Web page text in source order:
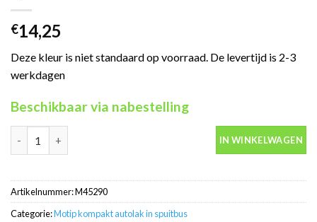
€14,25
Deze kleur is niet standaard op voorraad. De levertijd is 2-3
werkdagen
Beschikbaar via nabestelling
Motip Kompakt 45290 wit autolak in spuitbus 400ml aantal
IN WINKELWAGEN
Artikelnummer:M45290
Categorie:Motip kompakt autolak in spuitbus